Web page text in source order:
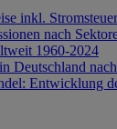
inkl.
nach
1960-2024
Deutschland
Entwicklung